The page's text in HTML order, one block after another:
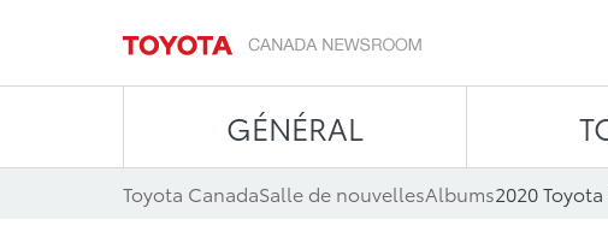
GÉNÉRAL
Toyota CanadaSalle de nouvellesAlbums